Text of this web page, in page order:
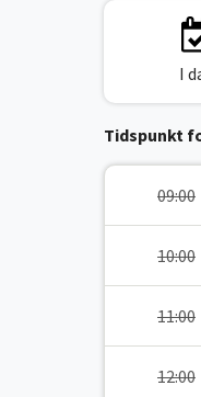
I
Tidspunkt
09:00
10:00
11:00
12:00